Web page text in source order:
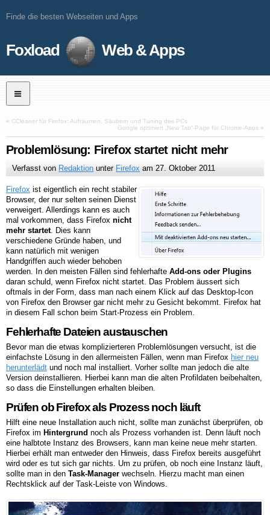
Finde die besten Webseiten und Apps
Foxload Web & Apps
« CCleaner für Firefox: Aufräumen, Säubern und Tuning des PCs
Google optimiert „New Tab“-Page für Chrome-Apps »
Problemlösung: Firefox startet nicht mehr
Verfasst von Redaktion unter Firefox am27. Oktober 2011
Firefox ist eigentlich ein recht stabiler
Browser, der nur selten seinen Dienst
verweigert. Allerdings kann es auch
mal vorkommen, dass Firefox nicht
mehr startet. Dies kann
verschiedene Gründe haben, und
kann natürlich mit wenigen
Handgriffen auch wieder behoben
werden. In den meisten Fällen sind fehlerhafte Add-ons oder Plugins
daran schuld, wenn Firefox nicht startet. Das Problem äussert sich
oftmals in der Form, dass man nach einem Klick auf das Desktop-Icon
von Firefox den Browser gar nicht mehr zu Gesicht bekommt. Firefox hat
in diesem Fall schon beim Start-Prozess ein Problem.
Fehlerhafte Dateien austauschen
Bevor man die etwas komplizierteren Problemlösungen versucht, ist die
einfachste Lösung in den allermeisten Fällen, wenn man Firefox hier neu
herunterlädt und noch mal installiert. Vorher sollte man jedoch die alte
Version deinstallieren. Hierbei kann man die alten Profildaten beibehalten,
so dass die Einstellungen erhalten bleiben.
Prüfen ob Firefox als Prozess noch läuft
Hilft eine neue Installation auch nicht, sollte man zunächst überprüfen, ob
Firefox im Hintergrund noch als Prozess vorhanden ist. Denn läuft noch
eine halbtote Instanz des Browsers, kann man keine neue mehr starten.
Hierbei erhält man entweder den Hinweis, dass Firefox bereits ausgeführt
wird oder es tut sich gar nichts. Um zu prüfen, ob noch eine Instanz läuft,
sollte man in den Task-Manager wechseln. Hierzu macht man einen
Rechtsklick auf der Task-Leiste von Windows.